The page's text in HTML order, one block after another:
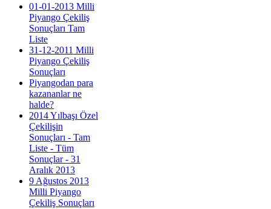
01-01-2013 Milli
Piyango Çekiliş
Sonuçları Tam
Liste
31-12-2011 Milli
Piyango Çekiliş
Sonuçları
Piyangodan para
kazananlar ne
halde?
2014 Yılbaşı Özel
Çekilişin
Sonuçları - Tam
Liste - Tüm
Sonuçlar - 31
Aralık 2013
9 Ağustos 2013
Milli Piyango
Çekiliş Sonuçları